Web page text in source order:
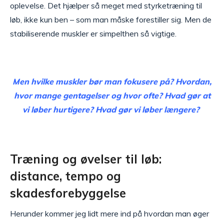
oplevelse. Det hjælper så meget med styrketræning til
løb, ikke kun ben – som man måske forestiller sig. Men de
stabiliserende muskler er simpelthen så vigtige.
Men hvilke muskler bør man fokusere på? Hvordan,
hvor mange gentagelser og hvor ofte? Hvad gør at
vi løber hurtigere? Hvad gør vi løber længere?
Træning og øvelser til løb:
distance, tempo og
skadesforebyggelse
Herunder kommer jeg lidt mere ind på hvordan man øger